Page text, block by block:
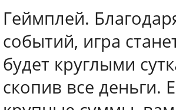
Геймплей.
событий, игра
будет круглыми
скопив все деньги.